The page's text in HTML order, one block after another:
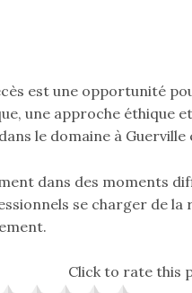
est une opportunité
une approche éthique
le domaine à Guerville
dans des moments
se charger de
Click to rate this